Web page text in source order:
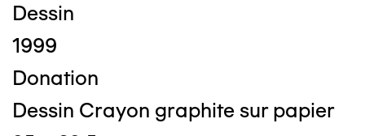
Dessin
1999
Donation
Dessin Crayon graphite sur papier